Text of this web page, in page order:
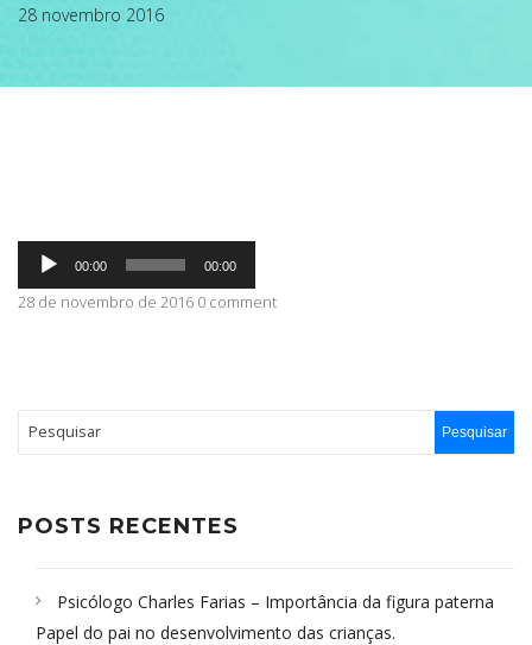
CONTATO
28 novembro 2016
Tocador
áudio
00:00 00:00
28 de novembro de 2016 0 comment
POSTS RECENTES
Psicólogo Charles Farias – Importância da figura paterna
Papel do pai no desenvolvimento das crianças.